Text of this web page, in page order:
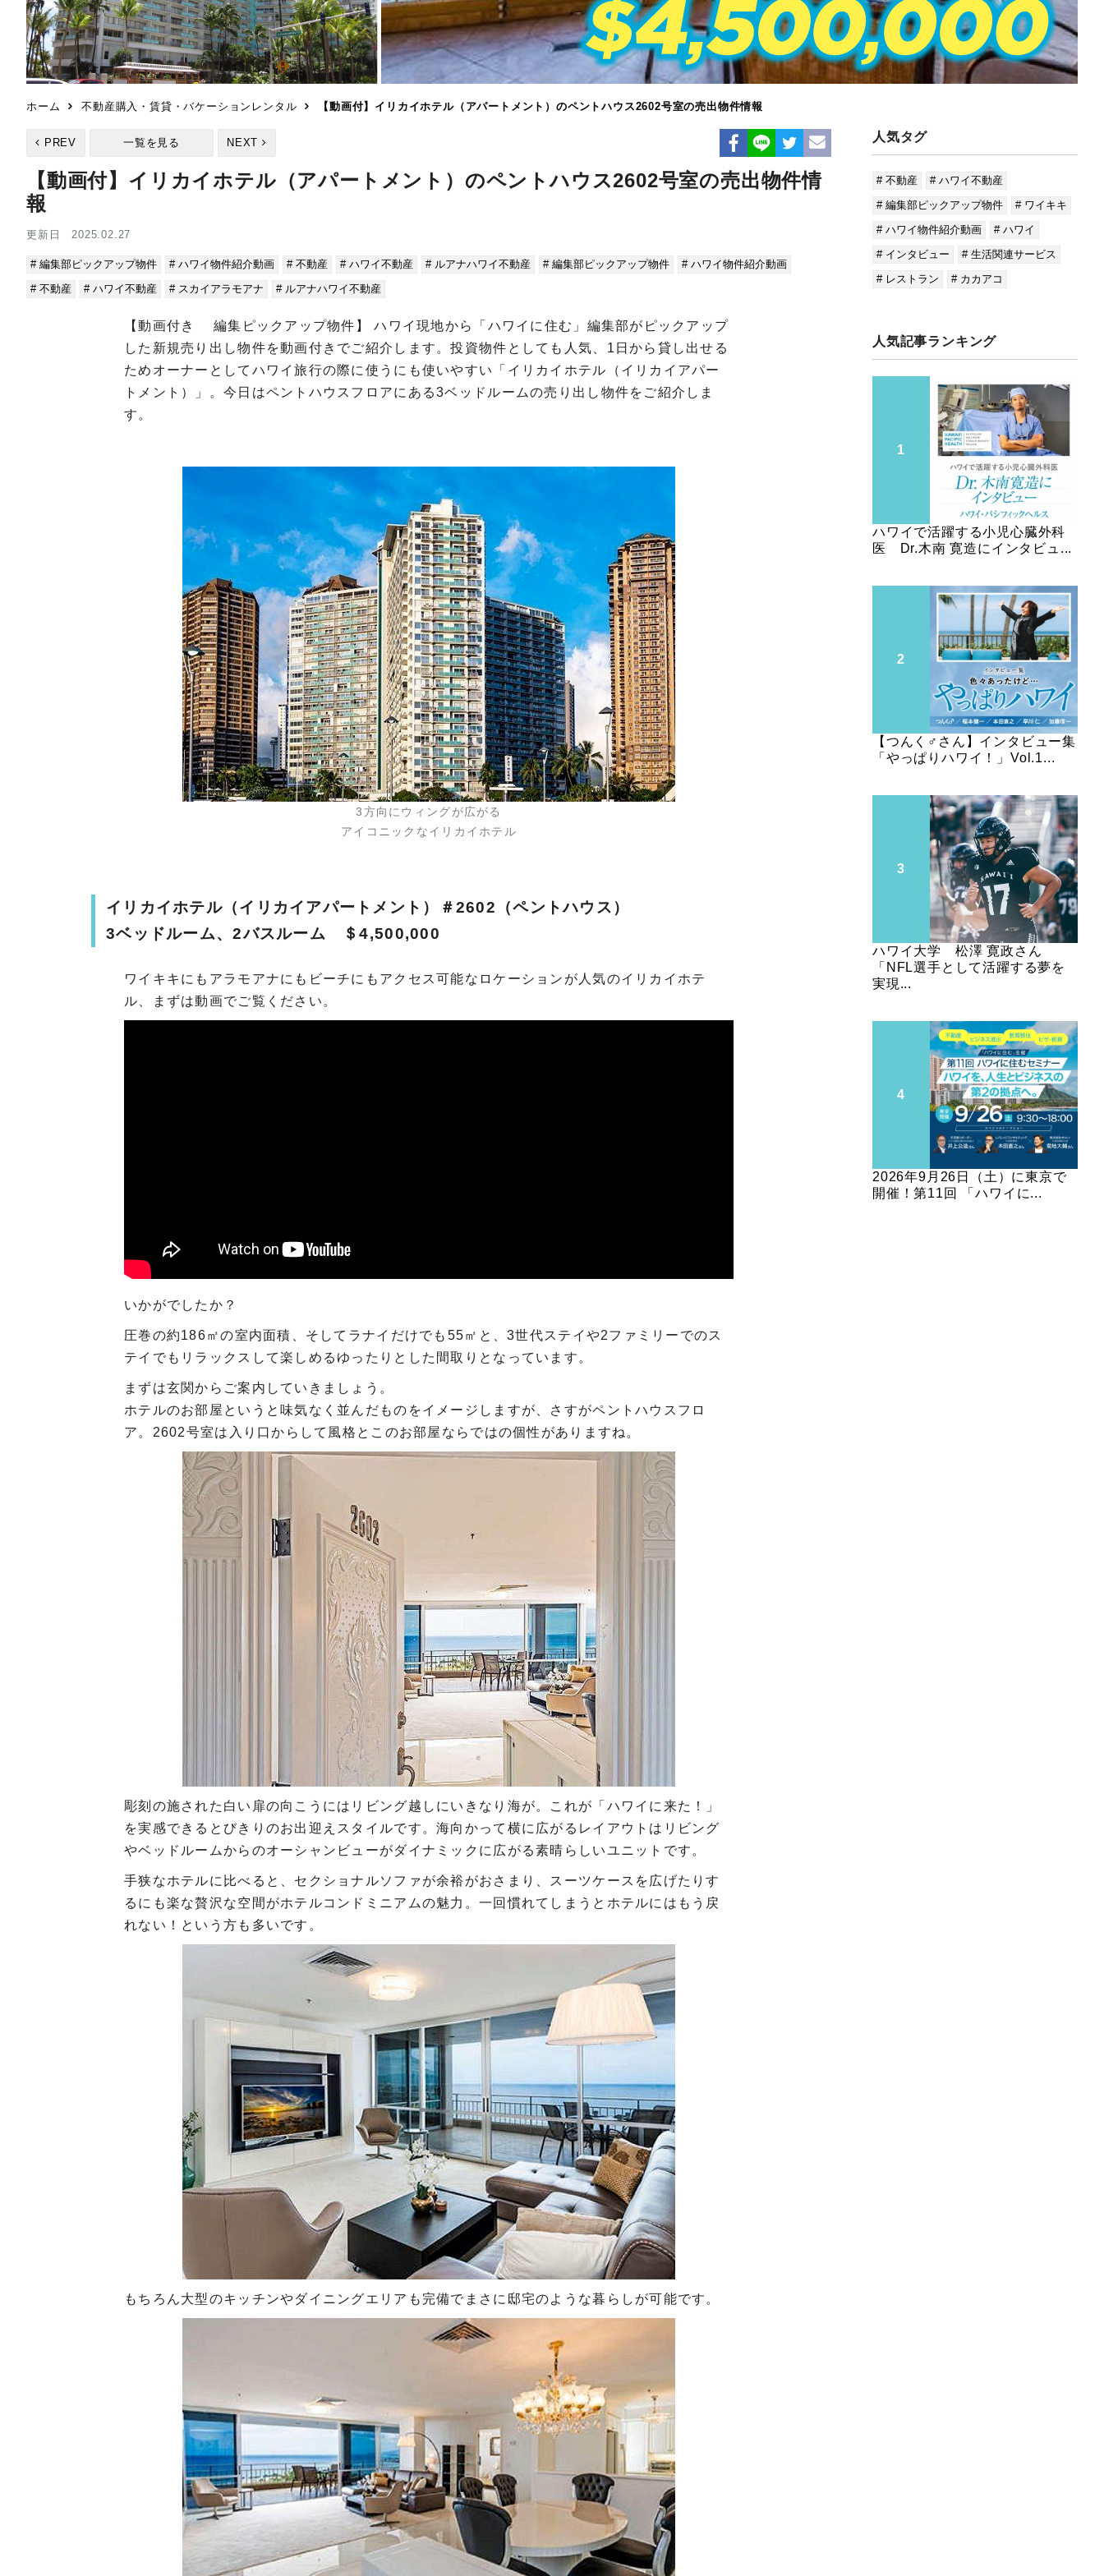
ホーム 不動産購入・賃貸・バケーションレンタル 【動画付】イリカイホテル（アパートメント）のペントハウス2602号室の売出物件情報
PREV 一覧を見る NEXT
【動画付】イリカイホテル（アパートメント）のペントハウス2602号室の売出物件情
報
更新日 2025.02.27
# 編集部ピックアップ物件 # ハワイ物件紹介動画 # 不動産 # ハワイ不動産 # ルアナハワイ不動産 # 編集部ピックアップ物件
# ハワイ物件紹介動画
# 不動産
# ハワイ不動産 # スカイアラモアナ # ルアナハワイ不動産
【動画付き 編集ピックアップ物件】 ハワイ現地から「ハワイに住む」編集部がピックアップ
した新規売り出し物件を動画付きでご紹介します。投資物件としても人気、1日から貸し出せる
ためオーナーとしてハワイ旅行の際に使うにも使いやすい「イリカイホテル（イリカイアパー
トメント）」。今日はペントハウスフロアにある3ベッドルームの売り出し物件をご紹介しま
す。
3方向にウィングが広がる
アイコニックな​​​​​​イリカイホテル
イリカイホテル（イリカイアパートメント）＃2602（ペントハウス）
3ベッドルーム、2バスルーム ＄4,500,000
ワイキキにもアラモアナにもビーチにもアクセス可能なロケーションが人気のイリカイホテ
ル、まずは動画でご覧ください。
いかがでしたか？
圧巻の約186㎡の室内面積、そしてラナイだけでも55㎡と、3世代ステイや2ファミリーでのス
テイでもリラックスして楽しめるゆったりとした間取りとなっています。
まずは玄関からご案内していきましょう。
ホテルのお部屋というと味気なく並んだものをイメージしますが、さすがペントハウスフロ
ア。2602号室は入り口からして風格とこのお部屋ならではの個性がありますね。
彫刻の施された白い扉の向こうにはリビング越しにいきなり海が。これが「ハワイに来た！」
を実感できるとびきりのお出迎えスタイルです。海向かって横に広がるレイアウトはリビング
やベッドルームからのオーシャンビューがダイナミックに広がる素晴らしいユニットです。
手狭なホテルに比べると、セクショナルソファが余裕がおさまり、スーツケースを広げたりす
るにも楽な贅沢な空間がホテルコンドミニアムの魅力。一回慣れてしまうとホテルにはもう戻
れない！という方も多いです。
もちろん大型のキッチンやダイニングエリアも完備でまさに邸宅のような暮らしが可能です。
人気タグ
# 不動産
# ハワイ不動産
# 編集部ピックアップ物件
# ワイキキ
# ハワイ物件紹介動画
# ハワイ
# インタビュー
# 生活関連サービス
# レストラン
# カカアコ
人気記事ランキング
ハワイで活躍する小児心臓外科
医 Dr.木南 寛造にインタビュ...
【つんく♂さん】インタビュー集
「やっぱりハワイ！」Vol.1...
ハワイ大学 松澤 寛政さん
「NFL選手として活躍する夢を
実現...
2026年9月26日（土）に東京で
開催！第11回 「ハワイに...